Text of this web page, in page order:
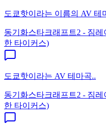
도쿄핫이라는 이름의 AV 테
동기화스타크래프트2 - 짐
한 타이커스)
도쿄핫이라는 AV 테마곡..
동기화스타크래프트2 - 짐
한 타이커스)